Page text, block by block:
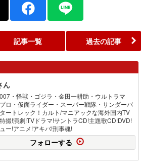
記事一覧 過去の記事
ん
・怪獣・ゴジラ・金田一耕助・ウルトラマ
ロ・仮面ライダー・スーパー戦隊・サンダーバ
ートレック！カルト/マニアックな海外国内TV
撮!演劇!TVドラマ!サントラCD!主題歌CD!DVD!
ー!アニメ!アキバ!刑事魂!
フォローする